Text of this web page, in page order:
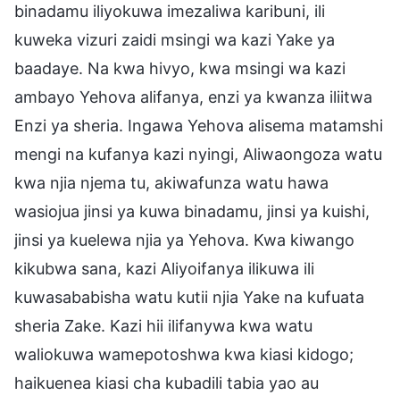
binadamu iliyokuwa imezaliwa karibuni, ili
kuweka vizuri zaidi msingi wa kazi Yake ya
baadaye. Na kwa hivyo, kwa msingi wa kazi
ambayo Yehova alifanya, enzi ya kwanza iliitwa
Enzi ya sheria. Ingawa Yehova alisema matamshi
mengi na kufanya kazi nyingi, Aliwaongoza watu
kwa njia njema tu, akiwafunza watu hawa
wasiojua jinsi ya kuwa binadamu, jinsi ya kuishi,
jinsi ya kuelewa njia ya Yehova. Kwa kiwango
kikubwa sana, kazi Aliyoifanya ilikuwa ili
kuwasababisha watu kutii njia Yake na kufuata
sheria Zake. Kazi hii ilifanywa kwa watu
waliokuwa wamepotoshwa kwa kiasi kidogo;
haikuenea kiasi cha kubadili tabia yao au